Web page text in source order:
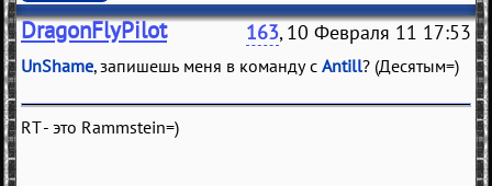
DragonFlyPilot 163, 10 Февраля 11 17:53
UnShame, запишешь меня в команду с Antill? (Десятым=)
RT - это Rammstein=)